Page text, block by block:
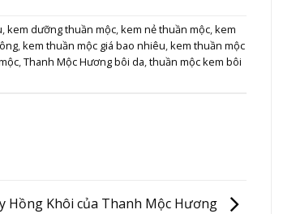
,kem dưỡng thuần mộc,kem nẻ thuần mộc,kem
,kem thuần mộc giá bao nhiêu,kem thuần mộc
,Thanh Mộc Hương bôi da,thuần mộc kem bôi
Hồng Khôi của Thanh Mộc Hương